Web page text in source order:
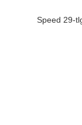
Speed 29-